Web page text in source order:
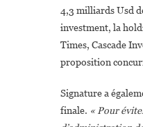
4,3 milliards Usd
investment, la
Times, Cascade
proposition
Signature a
finale. « Pour